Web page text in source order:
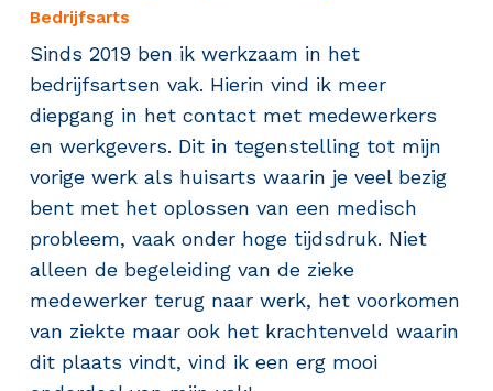
Bedrijfsarts
Sinds 2019 ben ik werkzaam in het
bedrijfsartsen vak. Hierin vind ik meer
diepgang in het contact met medewerkers
en werkgevers. Dit in tegenstelling tot mijn
vorige werk als huisarts waarin je veel bezig
bent met het oplossen van een medisch
probleem, vaak onder hoge tijdsdruk. Niet
alleen de begeleiding van de zieke
medewerker terug naar werk, het voorkomen
van ziekte maar ook het krachtenveld waarin
dit plaats vindt, vind ik een erg mooi